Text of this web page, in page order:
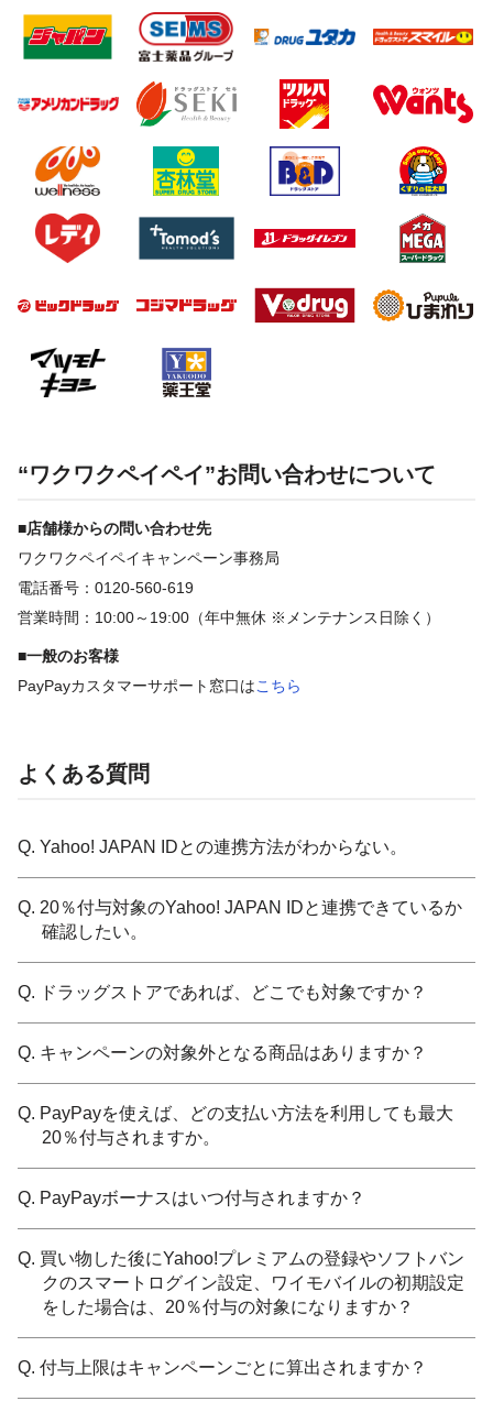
“ワクワクペイペイ”お問い合わせについて
■店舗様からの問い合わせ先
ワクワクペイペイキャンペーン事務局
電話番号：0120-560-619
営業時間：10:00～19:00（年中無休 ※メンテナンス日除く）
■一般のお客様
PayPayカスタマーサポート窓口はこちら
よくある質問
Q. Yahoo! JAPAN IDとの連携方法がわからない。
Q. 20％付与対象のYahoo! JAPAN IDと連携できているか
確認したい。
Q. ドラッグストアであれば、どこでも対象ですか？
Q. キャンペーンの対象外となる商品はありますか？
Q. PayPayを使えば、どの支払い方法を利用しても最大
20％付与されますか。
Q. PayPayボーナスはいつ付与されますか？
Q. 買い物した後にYahoo!プレミアムの登録やソフトバン
クのスマートログイン設定、ワイモバイルの初期設定
をした場合は、20％付与の対象になりますか？
Q. 付与上限はキャンペーンごとに算出されますか？